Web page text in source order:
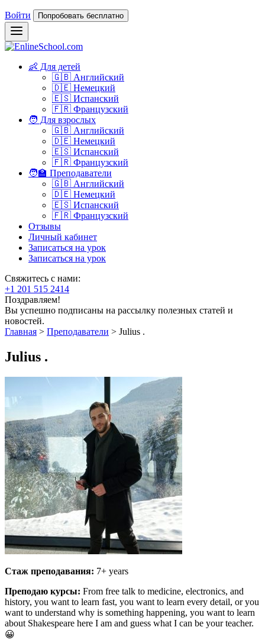
Войти Попробовать бесплатно
👶 Для детей
🇬🇧 Английский
🇩🇪 Немецкий
🇪🇸 Испанский
🇫🇷 Французский
🧑 Для взрослых
🇬🇧 Английский
🇩🇪 Немецкий
🇪🇸 Испанский
🇫🇷 Французский
🧑‍🏫 Преподаватели
🇬🇧 Английский
🇩🇪 Немецкий
🇪🇸 Испанский
🇫🇷 Французский
Отзывы
Личный кабинет
Записаться на урок
Записаться на урок
Свяжитесь с нами:
+1 201 515 2414
Поздравляем!
Вы успешно подписаны на рассылку полезных статей и
новостей.
Главная > Преподаватели > Julius .
Julius .
Стаж преподавания: 7+ years
Преподаю курсы: From free talk to medicine, electronics, and
history, you want to learn fast, you want to learn every detail, or you
want to understand why is something happening, you want to learn
about Shakespeare here I am and guess what I can be your teacher.
😀